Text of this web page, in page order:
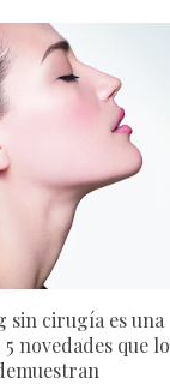
sin cirugía es una
novedades que lo